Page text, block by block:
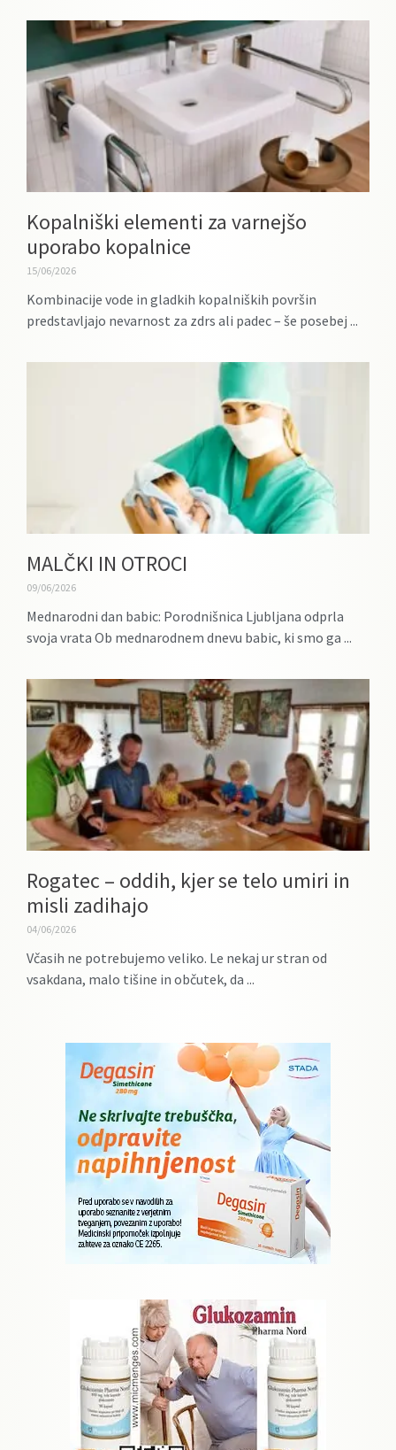
Kopalniški elementi za varnejšo
uporabo kopalnice
15/06/2026
Kombinacije vode in gladkih kopalniških površin
predstavljajo nevarnost za zdrs ali padec – še posebej
MALČKI IN OTROCI
09/06/2026
Mednarodni dan babic: Porodnišnica Ljubljana odprla
svoja vrata Ob mednarodnem dnevu babic, ki smo ga
Rogatec – oddih, kjer se telo umiri in
misli zadihajo
04/06/2026
Včasih ne potrebujemo veliko. Le nekaj ur stran od
vsakdana, malo tišine in občutek, da